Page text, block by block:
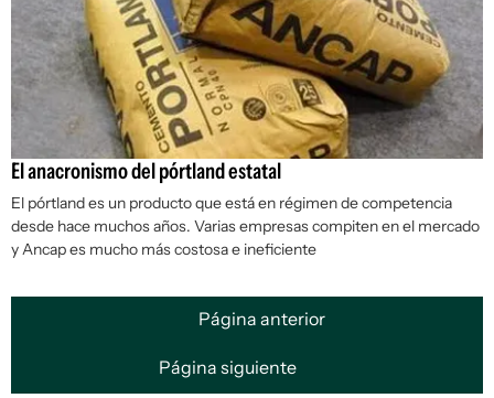
El anacronismo del pórtland estatal
El pórtland es un producto que está en régimen de competencia
desde hace muchos años. Varias empresas compiten en el mercado
y Ancap es mucho más costosa e ineficiente
Página anterior
Página siguiente